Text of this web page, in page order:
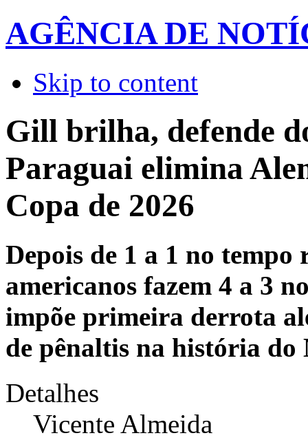
AGÊNCIA DE
Skip to content
Gill brilha, defende
Paraguai elimina
Copa de 2026
Depois de 1 a 1 no tempo
americanos fazem 4 a 3
impõe primeira derrota
de pênaltis na história
Detalhes
Vicente Almeida